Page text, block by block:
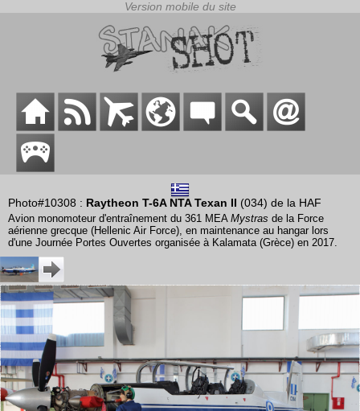
Photo#10308 : Raytheon T-6A NTA Texan II (034) de la HAF
Avion monomoteur d'entraînement du 361 MEA Mystras de la Force
aérienne grecque (Hellenic Air Force), en maintenance au hangar lors
d'une Journée Portes Ouvertes organisée à Kalamata (Grèce) en 2017.